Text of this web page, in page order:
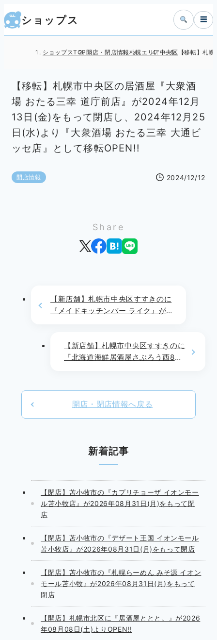
ショップス ☰
ショップスTOP開店・閉店情報札幌エリア中央区 【移転】札
【移転】札幌市中央区の居酒屋『大衆酒
場 おたる三幸 道庁前店』が2024年12月
13日(金)をもって閉店し、2024年12月25
日(水)より『大衆酒場 おたる三幸 大通ビ
ッセ店』として移転OPEN!!
開店情報 2024/12/12
Share
【新店舗】札幌市中央区すすきのに
『メイドキッチンバー ライク』が
【新店舗】札幌市中央区すすきのに
『北海道海鮮居酒屋さぶろう西8丁
開店・閉店情報へ戻る
新着記事
【閉店】苫小牧市の『カプリチョーザ イオンモー
ル苫小牧店』が2026年08月31日(月)をもって閉
店
【閉店】苫小牧市の『デザート王国 イオンモール
苫小牧店』が2026年08月31日(月)をもって閉店
【閉店】苫小牧市の『札幌らーめん みそ源 イオン
モール苫小牧』が2026年08月31日(月)をもって
閉店
【開店】札幌市北区に『居酒屋ととと。』が2026
年08月08日(土)よりOPEN!!